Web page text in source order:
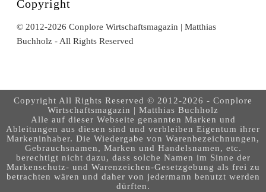
Copyright
© 2012-2026 Conplore Wirtschaftsmagazin | Matthias
Buchholz - All Rights Reserved
Copyright All Rights Reserved © 2012-2026 - Conplore
Wirtschaftsmagazin | Matthias Buchholz
Alle auf dieser Webseite genannten Marken und
Ableitungen aus diesen sind und verbleiben Eigentum ihrer
Markeninhaber. Die Wiedergabe von Warenbezeichnungen,
Gebrauchsnamen, Marken und Handelsnamen, etc.
berechtigt nicht dazu, dass solche Namen im Sinne der
Markenschutz- und Warenzeichen-Gesetzgebung als frei zu
betrachten wären und daher von jedermann benutzt werden
dürften.